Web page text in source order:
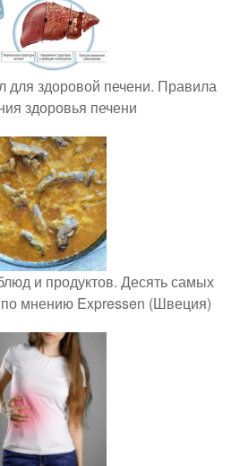
здоровой печени. Правила
здоровья печени
и продуктов. Десять самых
мнению Expressen (Швеция)